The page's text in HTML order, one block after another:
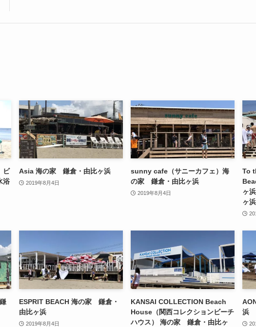
ビ
浴
Asia 海の家 鎌倉・由比ヶ浜
2019年8月4日
sunny cafe（サニーカフェ）海
の家 鎌倉・由比ヶ浜
2019年8月4日
To
ヶ
ヶ浜
ESPRIT BEACH 海の家 鎌倉・
由比ヶ浜
2019年8月4日
KANSAI COLLECTION Beach
House（関西コレクションビーチ
ハウス） 海の家 鎌倉・由比ヶ
浜